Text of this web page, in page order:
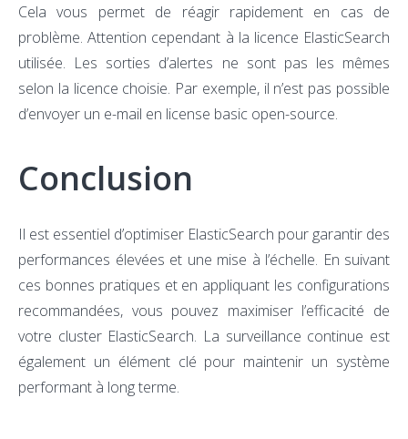
Cela vous permet de réagir rapidement en cas de
problème. Attention cependant à la licence ElasticSearch
utilisée. Les sorties d’alertes ne sont pas les mêmes
selon la licence choisie. Par exemple, il n’est pas possible
d’envoyer un e-mail en license basic open-source.
Conclusion
Il est essentiel d’optimiser ElasticSearch pour garantir des
performances élevées et une mise à l’échelle. En suivant
ces bonnes pratiques et en appliquant les configurations
recommandées, vous pouvez maximiser l’efficacité de
votre cluster ElasticSearch. La surveillance continue est
également un élément clé pour maintenir un système
performant à long terme.